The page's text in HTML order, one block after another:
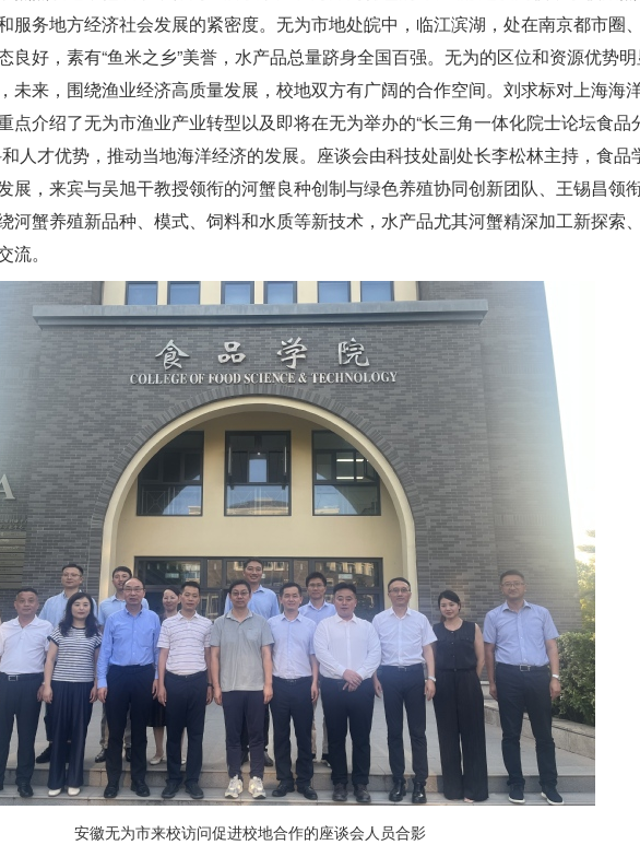
服务地方经济社会发展的紧密度。无为市地处皖中，临江滨湖，处在南京都市圈
好，素有“鱼米之乡”美誉，水产品总量跻身全国百强。无为的区位和资源优势
未来，围绕渔业经济高质量发展，校地双方有广阔的合作空间。刘求标对上海海
点介绍了无为市渔业产业转型以及即将在无为举办的“长三角一体化院士论坛食品
人才优势，推动当地海洋经济的发展。座谈会由科技处副处长李松林主持，食品
展，来宾与吴旭干教授领衔的河蟹良种创制与绿色养殖协同创新团队、王锡昌领
河蟹养殖新品种、模式、饲料和水质等新技术，水产品尤其河蟹精深加工新探索
。
安徽无为市来校访问促进校地合作的座谈会人员合影